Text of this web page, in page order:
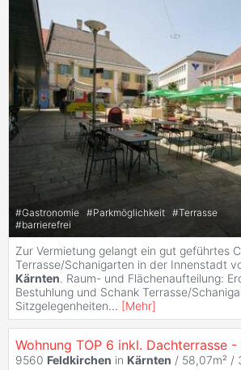
#Gastronomie #Parkmöglichkeit #Terrasse
#barrierefrei
Zur Vermietung gelangt ein gut geführtes
Terrasse/Schanigarten in der Innenstadt
Kärnten. Raum- und Flächenaufteilung:
Bestuhlung und Schank Terrasse/
Sitzgelegenheiten... [Mehr]
9560 Feldkirchen in Kärnten / 58,07m² /